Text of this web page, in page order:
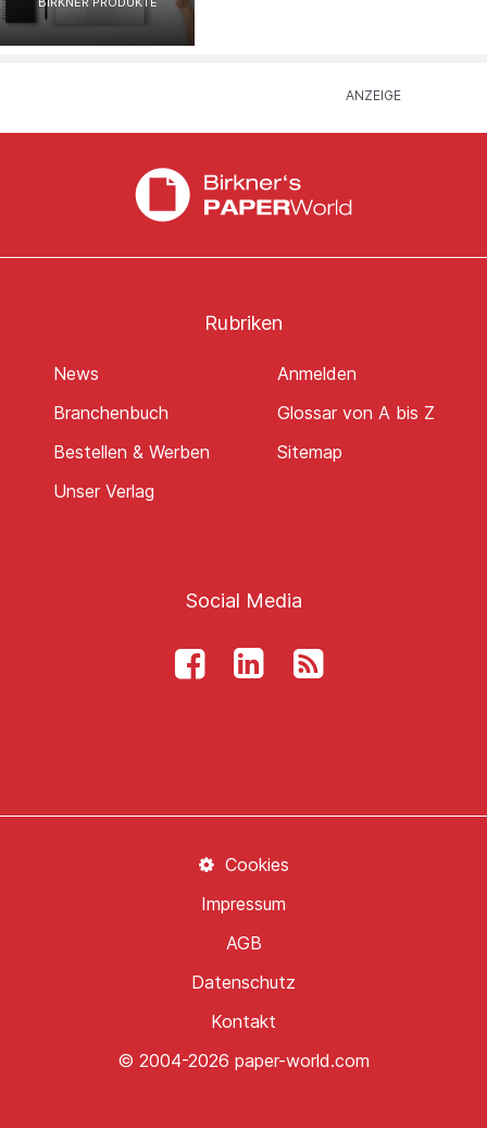
Rubriken
News
Branchenbuch
Bestellen & Werben
Unser Verlag
Anmelden
Glossar von A bis Z
Sitemap
Social Media
© 2004-2026 paper-world.com
Kontakt
Datenschutz
AGB
Impressum
Cookies